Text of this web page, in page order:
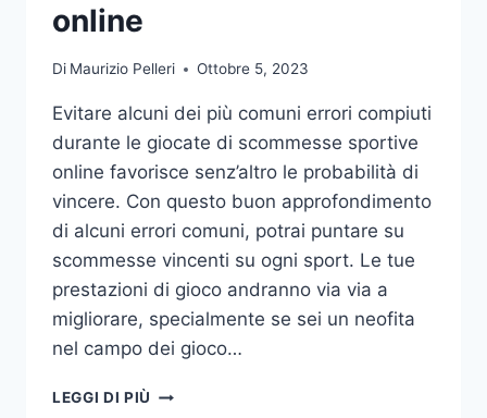
online
Di Maurizio Pelleri Ottobre 5, 2023
Evitare alcuni dei più comuni errori compiuti
durante le giocate di scommesse sportive
online favorisce senz’altro le probabilità di
vincere. Con questo buon approfondimento
di alcuni errori comuni, potrai puntare su
scommesse vincenti su ogni sport. Le tue
prestazioni di gioco andranno via via a
migliorare, specialmente se sei un neofita
nel campo dei gioco…
LEGGI DI PIÙ GLI